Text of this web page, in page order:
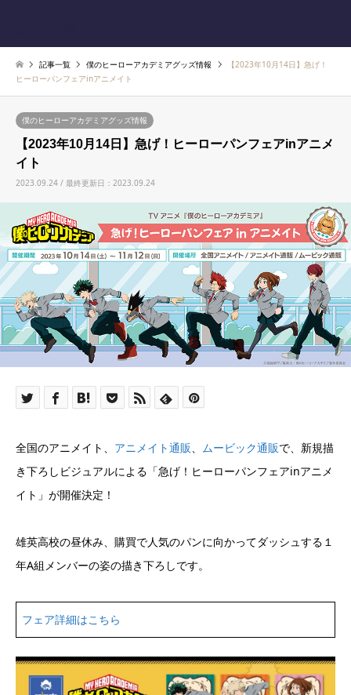
記事一覧 僕のヒーローアカデミアグッズ情報
【2023年10月14日】急げ！
ヒーローパンフェアinアニメイト
僕のヒーローアカデミアグッズ情報
【2023年10月14日】急げ！ヒーローパンフェアinアニメ
イト
2023.09.24 / 最終更新日：2023.09.24
全国のアニメイト、 アニメイト通販 ムービック通販で、新規描
き下ろしビジュアルによる「急げ！ヒーローパンフェアinアニメ
イト」が開催決定！
雄英高校の昼休み、購買で人気のパンに向かってダッシュする１
年A組メンバーの姿の描き下ろしです。
フェア詳細はこちら